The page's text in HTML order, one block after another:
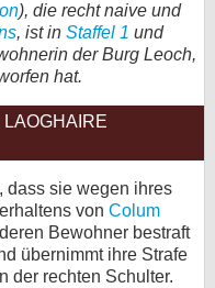
), die recht naive und
, ist in Staffel 1 und
der Burg Leoch,
hat.
dass sie wegen ihres
von Colum
Bewohner bestraft
übernimmt ihre Strafe
der rechten Schulter.